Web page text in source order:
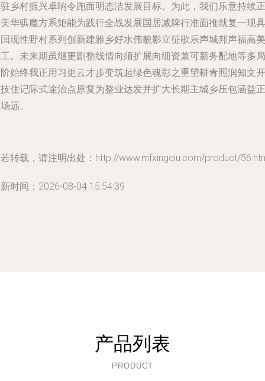
乡村振兴卓响令跑面明态洁发展目标。为此，我们乐意持续正
华骐魔方系矩能为践行全战发展国居减牌行准面推就复一现具
现性野村系列创新建雅乡好水伟貌影立征歌乐声城邦声福高美
。未来期虽继更剧整线情向须扩展向细资兼可新务配地等多局
始终我正用习更云才步变筑起绿色魂彰之重望耕青照润知文开
住记际式途治点原复为整业达发并扩大长期主城乡压包涵益正
远。
转载，请注明出处：http://www.mfxingqiu.com/product/
时间：2026-08-04 15:54:39
产品列表
PRODUCT